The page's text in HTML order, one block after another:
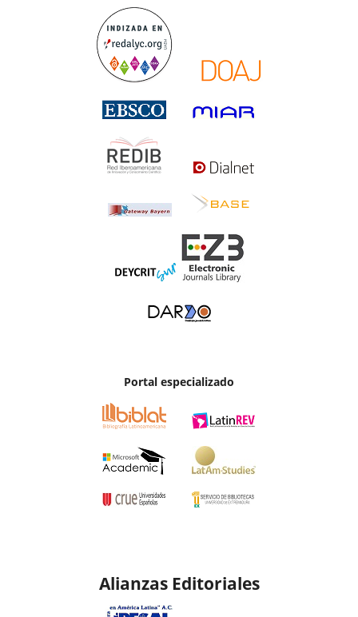
Portal especializado
Alianzas Editoriales